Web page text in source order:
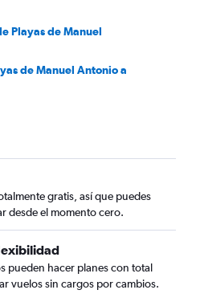
Playas de Manuel
de Manuel Antonio a
gratis, así que puedes
desde el momento cero.
pueden hacer planes con total
vuelos sin cargos por cambios.